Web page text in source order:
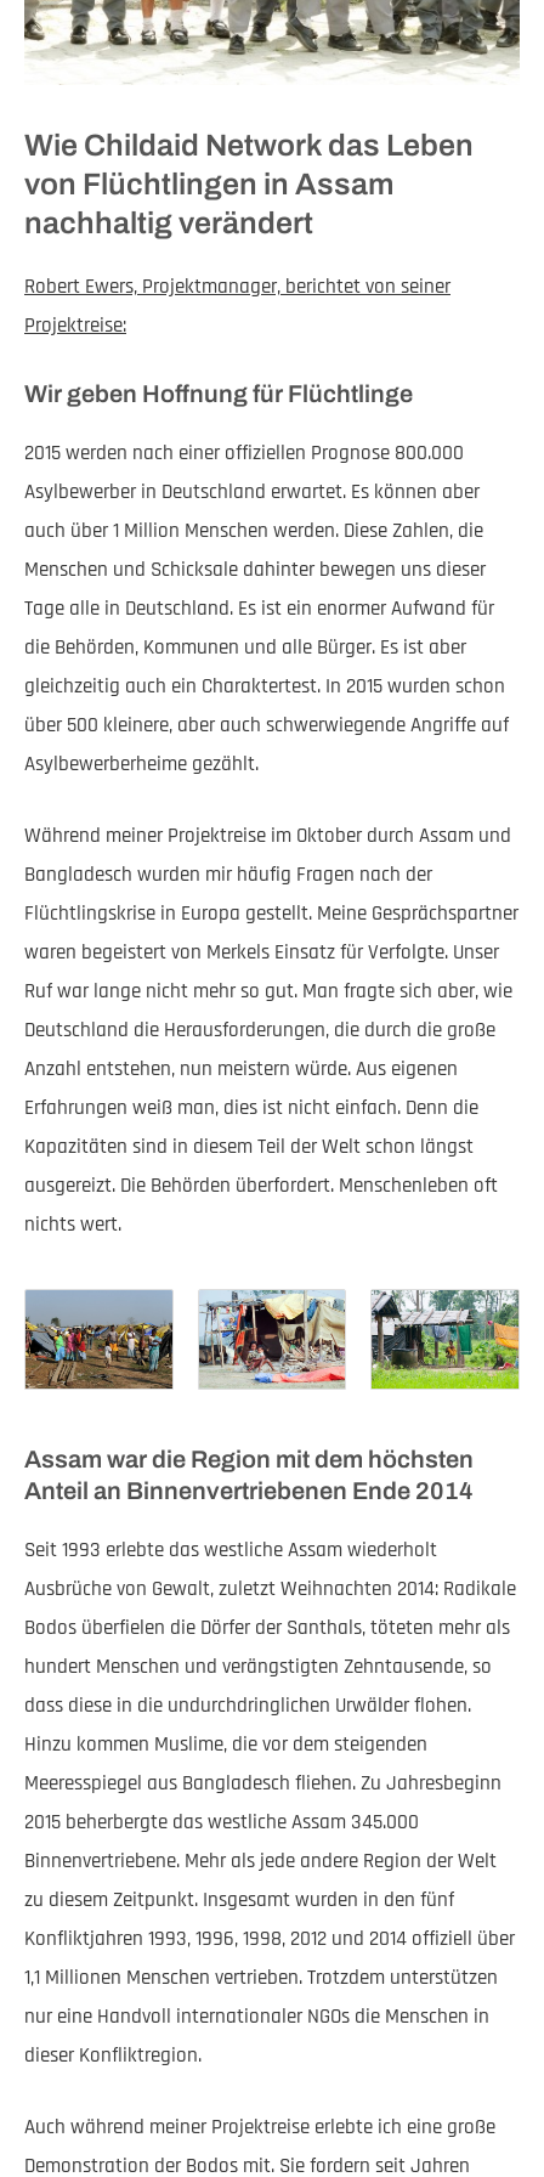
Wie Childaid Network das Leben
von Flüchtlingen in Assam
nachhaltig verändert
Robert Ewers, Projektmanager, berichtet von seiner
Projektreise:
Wir geben Hoffnung für Flüchtlinge
2015 werden nach einer offiziellen Prognose 800.000
Asylbewerber in Deutschland erwartet. Es können aber
auch über 1 Million Menschen werden. Diese Zahlen, die
Menschen und Schicksale dahinter bewegen uns dieser
Tage alle in Deutschland. Es ist ein enormer Aufwand für
die Behörden, Kommunen und alle Bürger. Es ist aber
gleichzeitig auch ein Charaktertest. In 2015 wurden schon
über 500 kleinere, aber auch schwerwiegende Angriffe auf
Asylbewerberheime gezählt.
Während meiner Projektreise im Oktober durch Assam und
Bangladesch wurden mir häufig Fragen nach der
Flüchtlingskrise in Europa gestellt. Meine Gesprächspartner
waren begeistert von Merkels Einsatz für Verfolgte. Unser
Ruf war lange nicht mehr so gut. Man fragte sich aber, wie
Deutschland die Herausforderungen, die durch die große
Anzahl entstehen, nun meistern würde. Aus eigenen
Erfahrungen weiß man, dies ist nicht einfach. Denn die
Kapazitäten sind in diesem Teil der Welt schon längst
ausgereizt. Die Behörden überfordert. Menschenleben oft
nichts wert.
Assam war die Region mit dem höchsten
Anteil an Binnenvertriebenen Ende 2014
Seit 1993 erlebte das westliche Assam wiederholt
Ausbrüche von Gewalt, zuletzt Weihnachten 2014: Radikale
Bodos überfielen die Dörfer der Santhals, töteten mehr als
hundert Menschen und verängstigten Zehntausende, so
dass diese in die undurchdringlichen Urwälder flohen.
Hinzu kommen Muslime, die vor dem steigenden
Meeresspiegel aus Bangladesch fliehen. Zu Jahresbeginn
2015 beherbergte das westliche Assam 345.000
Binnenvertriebene. Mehr als jede andere Region der Welt
zu diesem Zeitpunkt. Insgesamt wurden in den fünf
Konfliktjahren 1993, 1996, 1998, 2012 und 2014 offiziell über
1,1 Millionen Menschen vertrieben. Trotzdem unterstützen
nur eine Handvoll internationaler NGOs die Menschen in
dieser Konfliktregion.
Auch während meiner Projektreise erlebte ich eine große
Demonstration der Bodos mit. Sie fordern seit Jahren